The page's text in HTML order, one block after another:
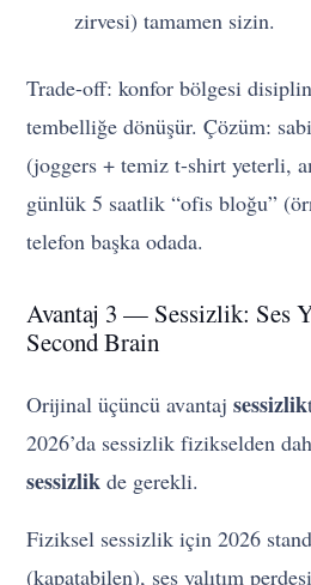
zirvesi) tamamen sizin.
Trade-off: konfor bölgesi
tembelliğe dönüşür. Çözüm:
(joggers + temiz t-shirt yeterli,
günlük 5 saatlik “ofis bloğu”
telefon başka odada.
Avantaj 3 — Sessizlik: Ses
Second Brain
Orijinal üçüncü avantajsessizlik
2026’da sessizlik fizikselden
sessizlik de gerekli.
Fiziksel sessizlik için 2026
(kapatabilen), ses yalıtım